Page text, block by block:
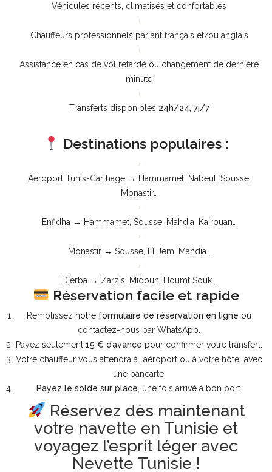
Véhicules récents, climatisés et confortables
Chauffeurs professionnels parlant français et/ou anglais
Assistance en cas de vol retardé ou changement de dernière
minute
Transferts disponibles 24h/24, 7j/7
Destinations populaires :
Aéroport Tunis-Carthage → Hammamet, Nabeul, Sousse,
Monastir…
Enfidha → Hammamet, Sousse, Mahdia, Kairouan…
Monastir → Sousse, El Jem, Mahdia…
Djerba → Zarzis, Midoun, Houmt Souk…
Réservation facile et rapide
Remplissez notre formulaire de réservation en ligne ou
contactez-nous par WhatsApp.
Payez seulement 15 € d’avance pour confirmer votre transfert.
Votre chauffeur vous attendra à l’aéroport ou à votre hôtel avec
une pancarte.
Payez le solde sur place , une fois arrivé à bon port.
Réservez dès maintenant
votre navette en Tunisie et
voyagez l’esprit léger avec
Nevette Tunisie !